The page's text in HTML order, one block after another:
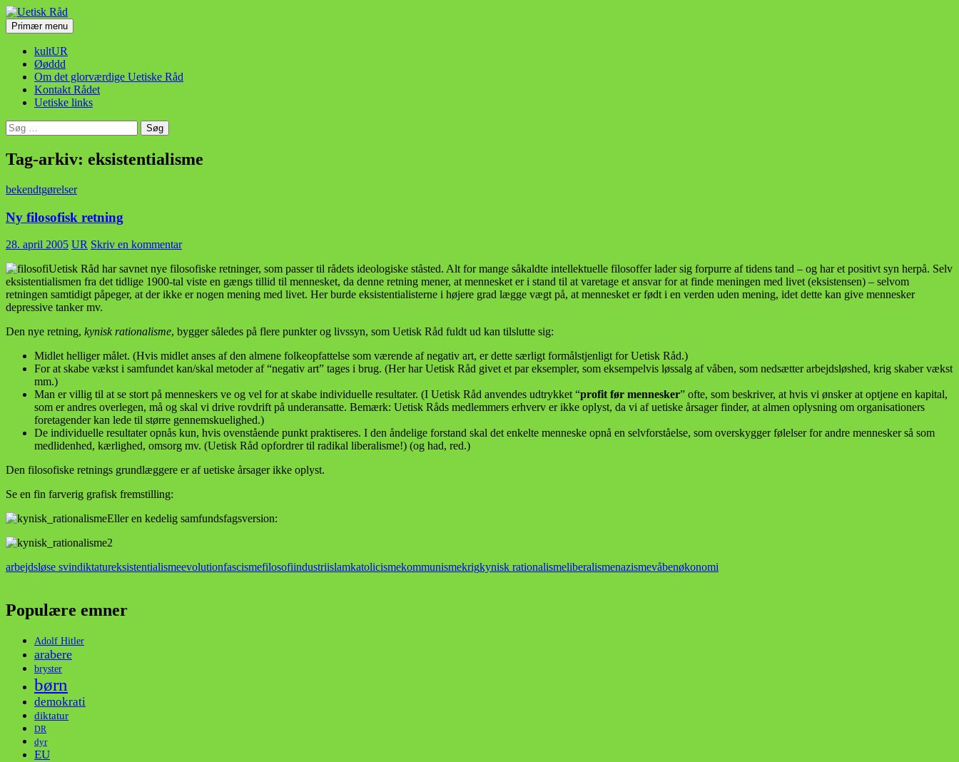
Hop
til
indhold
Uetisk Råd
SøgPrimær menu
kultUR
Øøddd
Om det glorværdige Uetiske Råd
Kontakt Rådet
Uetiske links
Søg
efter:
Tag-arkiv: eksistentialisme
bekendtgørelser
Ny filosofisk retning
28. april 2005 UR Skriv en kommentar
Uetisk Råd har savnet nye filosofiske retninger, som passer til rådets ideologiske ståsted. Alt for mange såkaldte intellektuelle filosoffer lader sig forpurre af tidens tand – og har et positivt syn herpå. Selv
eksistentialismen fra det tidlige 1900-tal viste en gængs tillid til mennesket, da denne retning mener, at mennesket er i stand til at varetage et ansvar for at finde meningen med livet (eksistensen) – selvom
retningen samtidigt påpeger, at der ikke er nogen mening med livet. Her burde eksistentialisterne i højere grad lægge vægt på, at mennesket er født i en verden uden mening, idet dette kan give mennesker
depressive tanker mv.
Den nye retning, kynisk rationalisme, bygger således på flere punkter og livssyn, som Uetisk Råd fuldt ud kan tilslutte sig:
Midlet helliger målet. (Hvis midlet anses af den almene folkeopfattelse som værende af negativ art, er dette særligt formålstjenligt for Uetisk Råd.)
For at skabe vækst i samfundet kan/skal metoder af “negativ art” tages i brug. (Her har Uetisk Råd givet et par eksempler, som eksempelvis løssalg af våben, som nedsætter arbejdsløshed, krig skaber vækst
mm.)
Man er villig til at se stort på menneskers ve og vel for at skabe individuelle resultater. (I Uetisk Råd anvendes udtrykket “profit før mennesker” ofte, som beskriver, at hvis vi ønsker at optjene en kapital,
som er andres overlegen, må og skal vi drive rovdrift på underansatte. Bemærk: Uetisk Råds medlemmers erhverv er ikke oplyst, da vi af uetiske årsager finder, at almen oplysning om organisationers
foretagender kan lede til større gennemskuelighed.)
De individuelle resultater opnås kun, hvis ovenstående punkt praktiseres. I den åndelige forstand skal det enkelte menneske opnå en selvforståelse, som overskygger følelser for andre mennesker så som
medlidenhed, kærlighed, omsorg mv. (Uetisk Råd opfordrer til radikal liberalisme!) (og had, red.)
Den filosofiske retnings grundlæggere er af uetiske årsager ikke oplyst.
Se en fin farverig grafisk fremstilling:
Eller en kedelig samfundsfagsversion:
arbejdsløse svindiktatureksistentialismeevolutionfascismefilosofiindustriislamkatolicismekommunismekrigkynisk rationalismeliberalismenazismevåbenøkonomi
Populære emner
Adolf Hitler
arabere
bryster
børn
demokrati
diktatur
DR
dyr
EU